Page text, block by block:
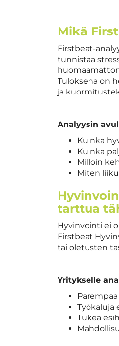
Mikä
Firstbeat-
tunnistaa
Tuloksena on
ja
Analyysin
Kuinka
Kuinka
Milloin
Miten
tarttua
Hyvinvointi ei
Firstbeat
tai oletusten
Yritykselle
Työkaluja
Tukea